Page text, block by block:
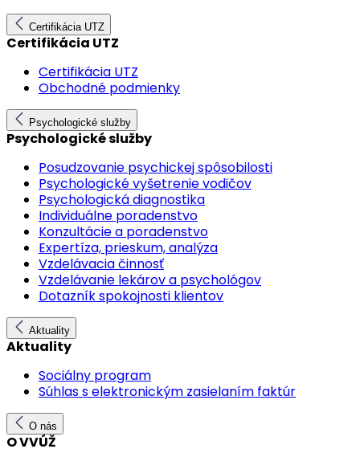
Certifikácia UTZ
Certifikácia UTZ
Certifikácia UTZ
Obchodné podmienky
Psychologické služby
Psychologické služby
Posudzovanie psychickej spôsobilosti
Psychologické vyšetrenie vodičov
Psychologická diagnostika
Individuálne poradenstvo
Konzultácie a poradenstvo
Expertíza, prieskum, analýza
Vzdelávacia činnosť
Vzdelávanie lekárov a psychológov
Dotazník spokojnosti klientov
Aktuality
Aktuality
Sociálny program
Súhlas s elektronickým zasielaním faktúr
O nás
O VVÚŽ